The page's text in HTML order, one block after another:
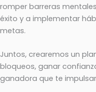
romper barreras
éxito y a implementar
metas.
Juntos, crearemos un
bloqueos, ganar
ganadora que te